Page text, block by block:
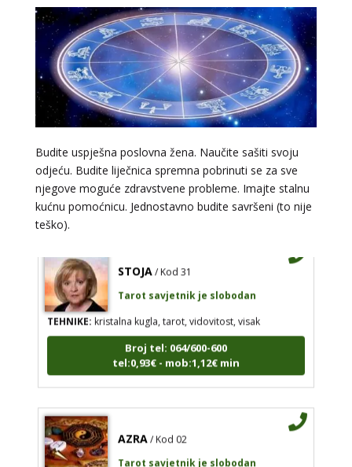
Budite uspješna poslovna žena. Naučite sašiti svoju
odjeću. Budite liječnica spremna pobrinuti se za sve
njegove moguće zdravstvene probleme. Imajte stalnu
kućnu pomoćnicu. Jednostavno budite savršeni (to nije
teško).
VESNA / Kod 05
Tarot savjetnik je zauzet
TEHNIKE:numerologija, anđeoski i ljubavni tarot, visak, yi
amajlija
Broj tel: 064/600-600
tel:0,93€ - mob:1,12€ min
STOJA / Kod 31
Tarot savjetnik je slobodan
TEHNIKE:kristalna kugla, tarot, vidovitost, visak
Broj tel: 064/600-600
tel:0,93€ - mob:1,12€ min
AZRA / Kod 02
Tarot savjetnik je slobodan